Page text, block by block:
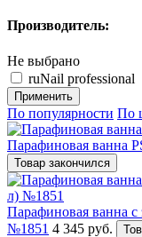
Производитель:
Не выбрано
ruNail рrofessional
Применить
По популярности По
Парафиновая ванна
Товар закончился
Парафиновая ванна
№1851 4 345 руб.